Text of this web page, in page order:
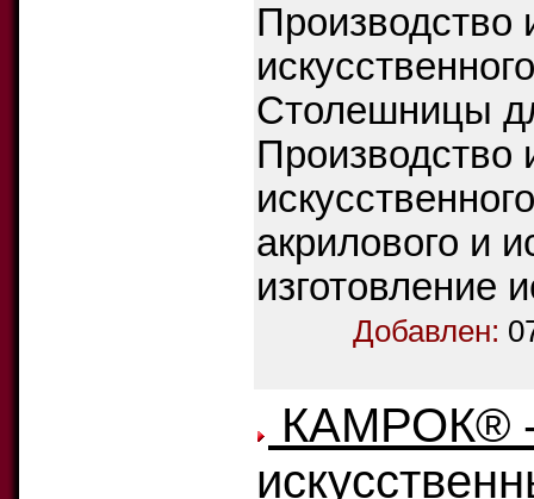
Производство
Столешницы
Производство
акрилового и
изготовление
Добавлен:
КАМРОК® -